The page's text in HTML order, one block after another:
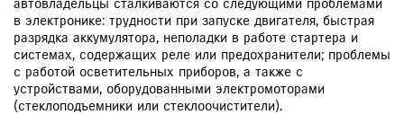
автовладельцы сталкиваются со следующими проблемами
в электронике: трудности при запуске двигателя, быстрая
разрядка аккумулятора, неполадки в работе стартера и
системах, содержащих реле или предохранители; проблемы
с работой осветительных приборов, а также с
устройствами, оборудованными электромоторами
(стеклоподъемники или стеклоочистители).